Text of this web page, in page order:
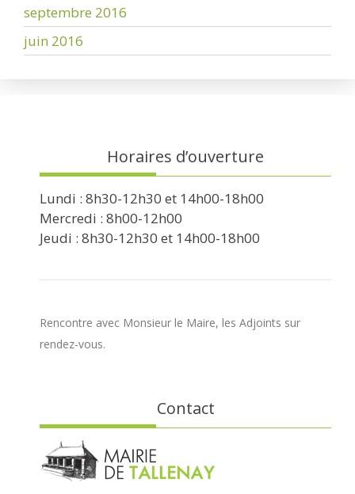
septembre 2016
juin 2016
Horaires d’ouverture
Lundi : 8h30-12h30 et 14h00-18h00
Mercredi : 8h00-12h00
Jeudi : 8h30-12h30 et 14h00-18h00
Rencontre avec Monsieur le Maire, les Adjoints sur
rendez-vous.
Contact